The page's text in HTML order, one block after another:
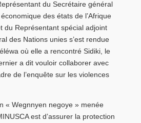
du Secrétaire général
des états de l’Afrique
du Représentant spécial adjoint
des Nations unies s’est rendue
où elle a rencontré Sidiki, le
a dit vouloir collaborer avec
de l’enquête sur les violences
« Wegnnyen negoye » menée
est d’assurer la protection